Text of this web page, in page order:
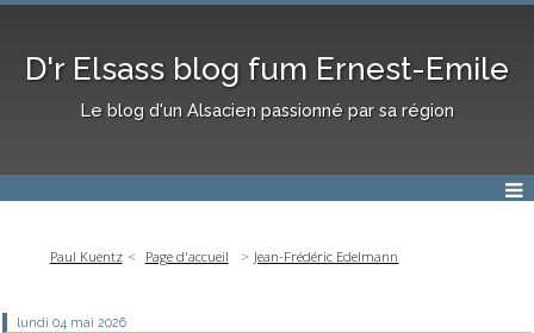
D'r Elsass blog fum Ernest-Emile
Le blog d'un Alsacien passionné par sa région
Paul Kuentz Page d'accueil Jean-Frédéric Edelmann
lundi 04 mai 2026